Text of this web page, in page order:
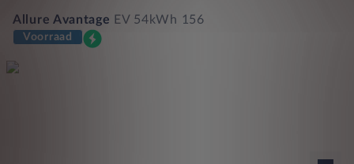
Allure Avantage EV 54kWh 156
Voorraad